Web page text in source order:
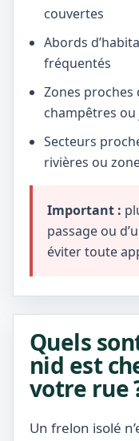
couvertes
Abords
fréquentés
Zones proches
champêtres
Secteurs
rivières ou
Important :
passage ou
éviter toute
Quels
nid est
votre rue
Un frelon isolé